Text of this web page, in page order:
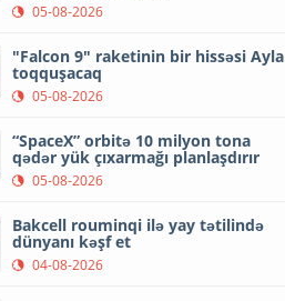
05-08-2026
"Falcon 9" raketinin bir hissəsi Ayla
toqquşacaq
05-08-2026
“SpaceX” orbitə 10 milyon tona
qədər yük çıxarmağı planlaşdırır
05-08-2026
Bakcell rouminqi ilə yay tətilində
dünyanı kəşf et
04-08-2026